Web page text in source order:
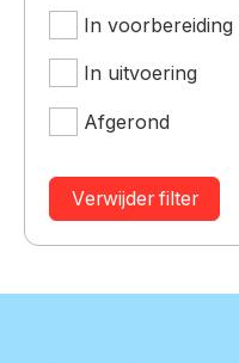
In voorbereiding
In uitvoering
Afgerond
Verwijder filter